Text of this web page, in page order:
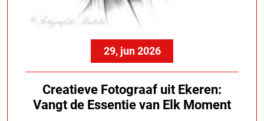
29, jun 2026
Creatieve Fotograaf uit Ekeren:
Vangt de Essentie van Elk Moment